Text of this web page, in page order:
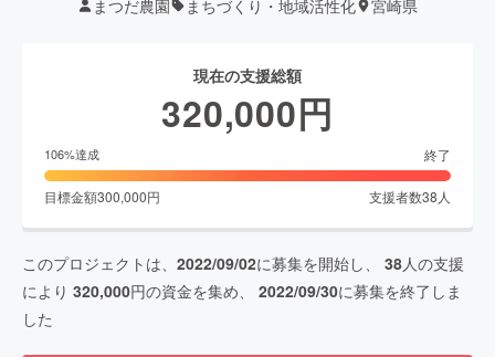
まつだ農園 まちづくり・地域活性化 宮崎県
現在の支援総額
320,000円
106%達成 終了
目標金額300,000円 支援者数38 人
このプロジェクトは、 2022/09/02に募集を開始し、 38人の支援
により 320,000円の資金を集め、 2022/09/30に募集を終了しま
した